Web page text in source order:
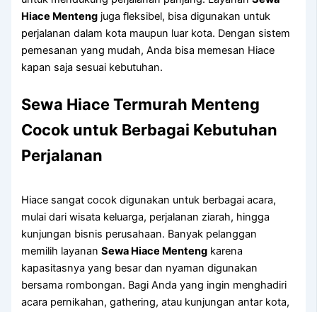
Hiace Menteng juga fleksibel, bisa digunakan untuk
perjalanan dalam kota maupun luar kota. Dengan sistem
pemesanan yang mudah, Anda bisa memesan Hiace
kapan saja sesuai kebutuhan.
Sewa Hiace Termurah Menteng
Cocok untuk Berbagai Kebutuhan
Perjalanan
Hiace sangat cocok digunakan untuk berbagai acara,
mulai dari wisata keluarga, perjalanan ziarah, hingga
kunjungan bisnis perusahaan. Banyak pelanggan
memilih layananSewa Hiace Menteng karena
kapasitasnya yang besar dan nyaman digunakan
bersama rombongan. Bagi Anda yang ingin menghadiri
acara pernikahan, gathering, atau kunjungan antar kota,